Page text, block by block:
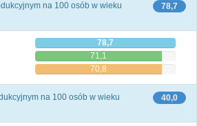
78,7
na 100 osób w wieku
78,7
71,1
70,8
40,0
na 100 osób w wieku